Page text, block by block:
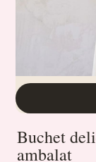
Buchet
ambalat